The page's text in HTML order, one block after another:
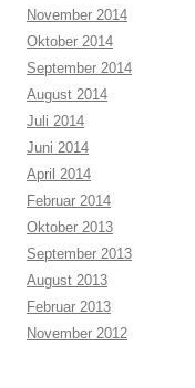
November 2014
Oktober 2014
September 2014
August 2014
Juli 2014
Juni 2014
April 2014
Februar 2014
Oktober 2013
September 2013
August 2013
Februar 2013
November 2012